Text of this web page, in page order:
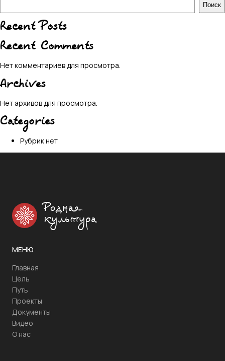
Поиск
Recent Posts
Recent Comments
Нет комментариев для просмотра.
Archives
Нет архивов для просмотра.
Categories
Рубрик нет
Родная
культура
МЕНЮ
Главная
Цель
Путь
Проекты
Документы
Видео
О нас